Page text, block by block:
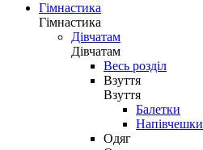
Гімнастика
Гімнастика
Дівчатам
Дівчатам
Весь розділ
Взуття
Взуття
Балетки
Напівчешки
Одяг